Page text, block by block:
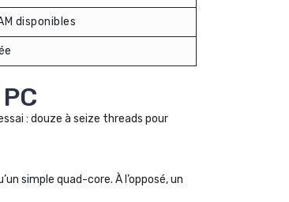
disponibles
: douze à seize threads pour
simple quad-core. À l’opposé, un